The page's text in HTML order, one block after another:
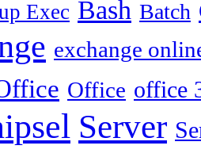
Exec Bash Batch
exchange
Office office
Server